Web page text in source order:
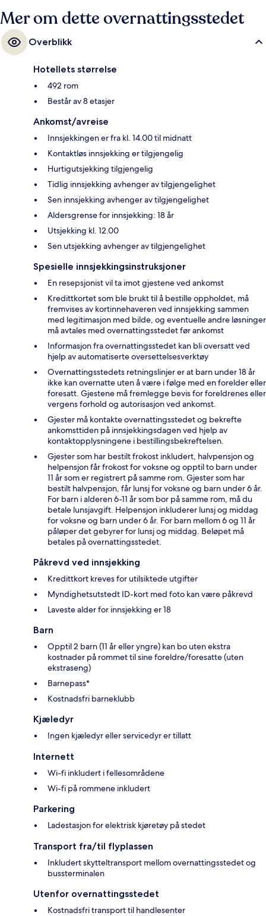
Mer om dette overnattingsstedet
Overblikk
Hotellets størrelse
492 rom
Består av 8 etasjer
Ankomst/avreise
Innsjekkingen er fra kl. 14.00 til midnatt
Kontaktløs innsjekking er tilgjengelig
Hurtigutsjekking tilgjengelig
Tidlig innsjekking avhenger av tilgjengelighet
Sen innsjekking avhenger av tilgjengelighet
Aldersgrense for innsjekking: 18 år
Utsjekking kl. 12.00
Sen utsjekking avhenger av tilgjengelighet
Spesielle innsjekkingsinstruksjoner
En resepsjonist vil ta imot gjestene ved ankomst
Kredittkortet som ble brukt til å bestille oppholdet, må
fremvises av kortinnehaveren ved innsjekking sammen
med legitimasjon med bilde, og eventuelle andre løsninger
må avtales med overnattingsstedet før ankomst
Informasjon fra overnattingsstedet kan bli oversatt ved
hjelp av automatiserte oversettelsesverktøy
Overnattingsstedets retningslinjer er at barn under 18 år
ikke kan overnatte uten å være i følge med en forelder eller
foresatt. Gjestene må fremlegge bevis for foreldrenes eller
vergens forhold og autorisasjon ved ankomst.
Gjester må kontakte overnattingsstedet og bekrefte
ankomsttiden på innsjekkingsdagen ved hjelp av
kontaktopplysningene i bestillingsbekreftelsen.
Gjester som har bestilt frokost inkludert, halvpensjon og
helpensjon får frokost for voksne og opptil to barn under
11 år som er registrert på samme rom. Gjester som har
bestilt halvpensjon, får lunsj for voksne og barn under 6 år.
For barn i alderen 6-11 år som bor på samme rom, må du
betale lunsjavgift. Helpensjon inkluderer lunsj og middag
for voksne og barn under 6 år. For barn mellom 6 og 11 år
påløper det gebyrer for lunsj og middag. Beløpet må
betales på overnattingsstedet.
Påkrevd ved innsjekking
Kredittkort kreves for utilsiktede utgifter
Myndighetsutstedt ID-kort med foto kan være påkrevd
Laveste alder for innsjekking er 18
Barn
Opptil 2 barn (11 år eller yngre) kan bo uten ekstra
kostnader på rommet til sine foreldre/foresatte (uten
ekstraseng)
Barnepass*
Kostnadsfri barneklubb
Kjæledyr
Ingen kjæledyr eller servicedyr er tillatt
Internett
Wi-fi inkludert i fellesområdene
Wi-fi på rommene inkludert
Parkering
Ladestasjon for elektrisk kjøretøy på stedet
Transport fra/til flyplassen
Inkludert skytteltransport mellom overnattingsstedet og
bussterminalen
Utenfor overnattingsstedet
Kostnadsfri transport til handlesenter